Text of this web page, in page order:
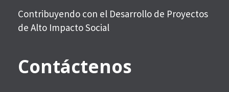
Contribuyendo con el Desarrollo de Proyectos
de Alto Impacto Social
Contáctenos